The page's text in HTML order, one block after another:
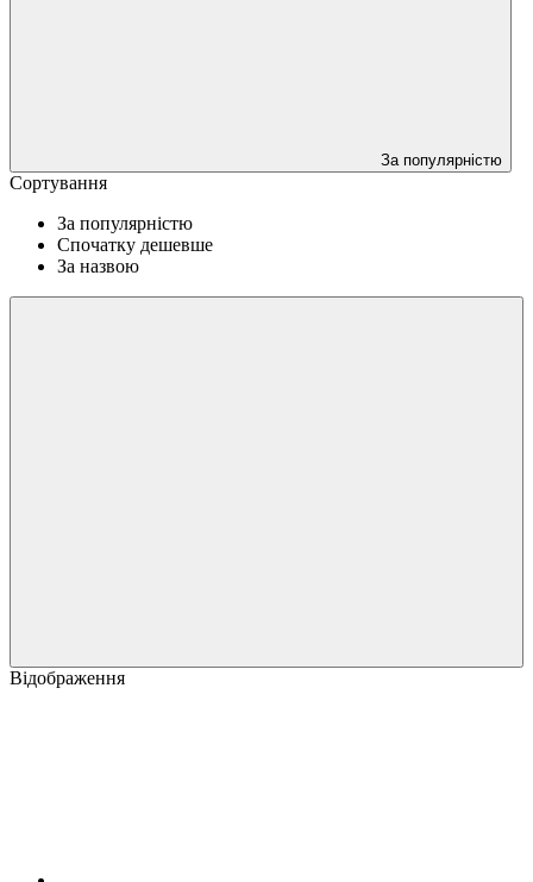
За популярністю
Сортування
За популярністю
Спочатку дешевше
За назвою
Відображення